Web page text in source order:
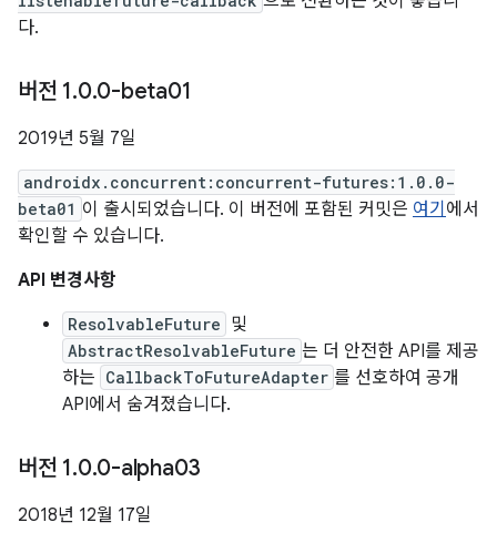
다.
버전 1.0.0-beta01
2019년 5월 7일
androidx.concurrent:concurrent-futures:1.0.0-
beta01 이 출시되었습니다. 이 버전에 포함된 커밋은 여기 에서
확인할 수 있습니다.
API 변경사항
ResolvableFuture 및
AbstractResolvableFuture 는 더 안전한 API를 제공
하는 CallbackToFutureAdapter 를 선호하여 공개
API에서 숨겨졌습니다.
버전 1.0.0-alpha03
2018년 12월 17일